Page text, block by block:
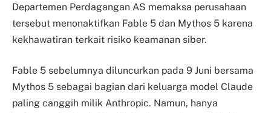
Departemen Perdagangan AS memaksa perusahaan
tersebut menonaktifkan Fable 5 dan Mythos 5 karena
kekhawatiran terkait risiko keamanan siber.
Fable 5 sebelumnya diluncurkan pada 9 Juni bersama
Mythos 5 sebagai bagian dari keluarga model Claude
paling canggih milik Anthropic. Namun, hanya